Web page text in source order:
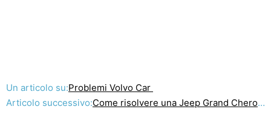
Un articolo su:Problemi Volvo Car
Articolo successivo:Come risolvere una Jeep Grand Cherokee Fuel Filler Tubo 1997